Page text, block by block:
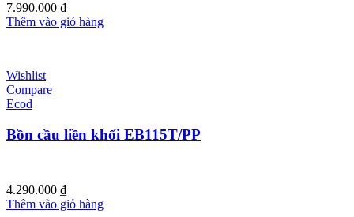
7.990.000 ₫
Thêm vào giỏ hàng
Wishlist
Compare
Ecod
Bồn cầu liền khối EB115T/PP
4.290.000 ₫
Thêm vào giỏ hàng